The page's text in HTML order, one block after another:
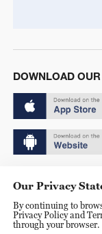
DOWNLOAD
京ICP备20000184号
京公网安备
Our Privacy
By continuing to
Privacy Policy and
through your browser.